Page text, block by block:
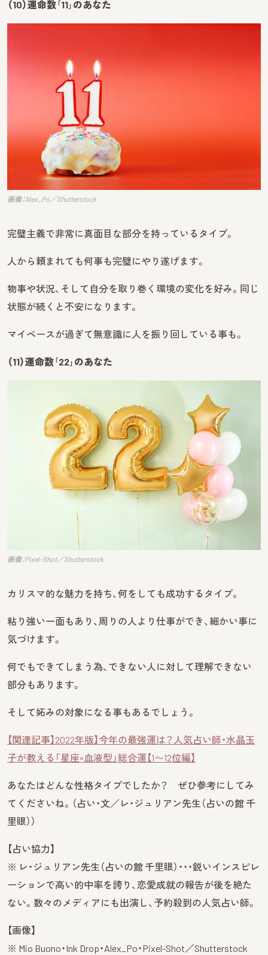
（10）運命数｢11｣のあなた
画像：Alex_Po／Shutterstock
完璧主義で非常に真面目な部分を持っているタイプ。
人から頼まれても何事も完璧にやり遂げます。
物事や状況、そして自分を取り巻く環境の変化を好み。同じ
状態が続くと不安になります。
マイペースが過ぎて無意識に人を振り回している事も。
（11）運命数｢22｣のあなた
画像：Pixel-Shot／Shutterstock
カリスマ的な魅力を持ち、何をしても成功するタイプ。
粘り強い一面もあり、周りの人より仕事ができ、細かい事に
気づけます。
何でもできてしまう為、できない人に対して理解できない
部分もあります。
そして妬みの対象になる事もあるでしょう。
【関連記事】2022年版】今年の最強運は？人気占い師・水晶玉
子が教える「星座×血液型」総合運【1〜12位編】
あなたはどんな性格タイプでしたか？ ぜひ参考にしてみ
てくださいね。（占い・文／レ・ジュリアン先生（占いの館 千
里眼））
【占い協力】
※ レ・ジュリアン先生（占いの館 千里眼）・・・鋭いインスピレ
ーションで高い的中率を誇り、恋愛成就の報告が後を絶た
ない。数々のメディアにも出演し、予約殺到の人気占い師。
【画像】
※ Mio Buono・Ink Drop・Alex_Po・Pixel-Shot／Shutterstock